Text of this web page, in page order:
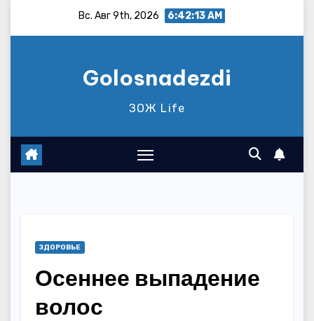
Вс. Авг 9th, 2026 6:42:14 AM
Golosnadezdi
ЗОЖ Life
ЗДОРОВЬЕ
Осеннее выпадение
волос